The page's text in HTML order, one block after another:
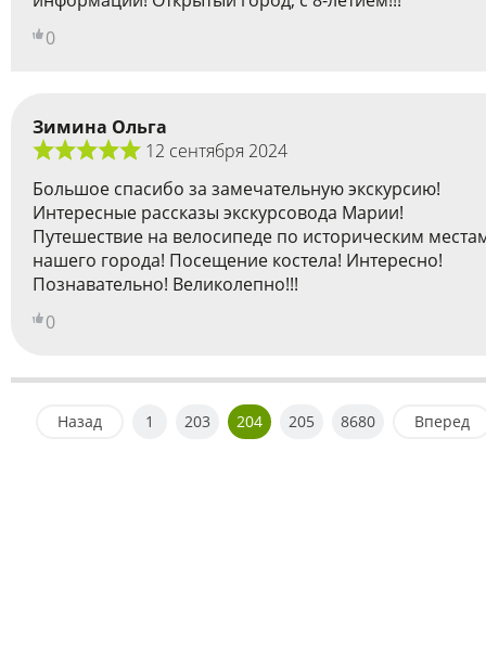
0
Зимина Ольга
12 сентября 2024
Большое спасибо за замечательную экскурсию!
Интересные рассказы экскурсовода Марии!
Путешествие на велосипеде по историческим
нашего города! Посещение костела! Интересно!
Познавательно! Великолепно!!!
0
Назад 1 203 204 205 8680 Вперед